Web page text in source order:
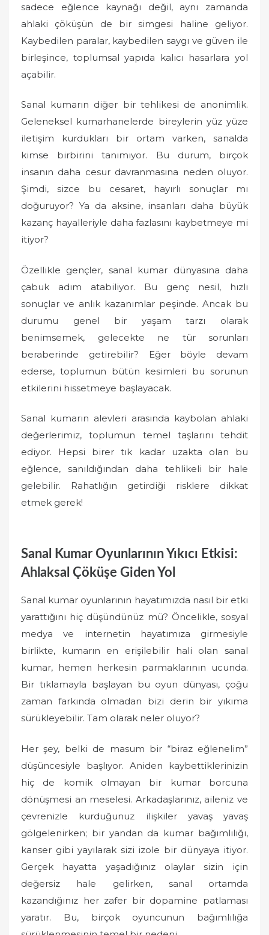
sadece eğlence kaynağı değil, aynı zamanda
ahlaki çöküşün de bir simgesi haline geliyor.
Kaybedilen paralar, kaybedilen saygı ve güven ile
birleşince, toplumsal yapıda kalıcı hasarlara yol
açabilir.
Sanal kumarın diğer bir tehlikesi de anonimlik.
Geleneksel kumarhanelerde bireylerin yüz yüze
iletişim kurdukları bir ortam varken, sanalda
kimse birbirini tanımıyor. Bu durum, birçok
insanın daha cesur davranmasına neden oluyor.
Şimdi, sizce bu cesaret, hayırlı sonuçlar mı
doğuruyor? Ya da aksine, insanları daha büyük
kazanç hayalleriyle daha fazlasını kaybetmeye mi
itiyor?
Özellikle gençler, sanal kumar dünyasına daha
çabuk adım atabiliyor. Bu genç nesil, hızlı
sonuçlar ve anlık kazanımlar peşinde. Ancak bu
durumu genel bir yaşam tarzı olarak
benimsemek, gelecekte ne tür sorunları
beraberinde getirebilir? Eğer böyle devam
ederse, toplumun bütün kesimleri bu sorunun
etkilerini hissetmeye başlayacak.
Sanal kumarın alevleri arasında kaybolan ahlaki
değerlerimiz, toplumun temel taşlarını tehdit
ediyor. Hepsi birer tık kadar uzakta olan bu
eğlence, sanıldığından daha tehlikeli bir hale
gelebilir. Rahatlığın getirdiği risklere dikkat
etmek gerek!
Sanal Kumar Oyunlarının Yıkıcı Etkisi:
Ahlaksal Çöküşe Giden Yol
Sanal kumar oyunlarının hayatımızda nasıl bir etki
yarattığını hiç düşündünüz mü? Öncelikle, sosyal
medya ve internetin hayatımıza girmesiyle
birlikte, kumarın en erişilebilir hali olan sanal
kumar, hemen herkesin parmaklarının ucunda.
Bir tıklamayla başlayan bu oyun dünyası, çoğu
zaman farkında olmadan bizi derin bir yıkıma
sürükleyebilir. Tam olarak neler oluyor?
Her şey, belki de masum bir “biraz eğlenelim”
düşüncesiyle başlıyor. Aniden kaybettiklerinizin
hiç de komik olmayan bir kumar borcuna
dönüşmesi an meselesi. Arkadaşlarınız, aileniz ve
çevrenizle kurduğunuz ilişkiler yavaş yavaş
gölgelenirken; bir yandan da kumar bağımlılığı,
kanser gibi yayılarak sizi izole bir dünyaya itiyor.
Gerçek hayatta yaşadığınız olaylar sizin için
değersiz hale gelirken, sanal ortamda
kazandığınız her zafer bir dopamine patlaması
yaratır. Bu, birçok oyuncunun bağımlılığa